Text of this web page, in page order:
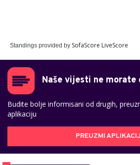
Standings provided by SofaScore LiveScore
Naše vijesti ne morate
Budite bolje informisani od drugih,
aplikaciju
PREUZMI